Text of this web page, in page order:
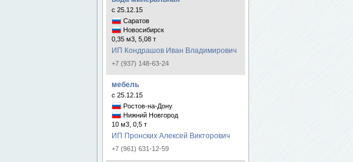
с 25.12.15
Саратов
Новосибирск
0,35 м3, 5,08 т
ИП Кондрашов Иван Владимирович
+7 (937) 148-63-24
мебель
с 25.12.15
Ростов-на-Дону
Нижний Новгород
10 м3, 0,5 т
ИП Пронских Алексей Викторович
+7 (961) 631-12-59